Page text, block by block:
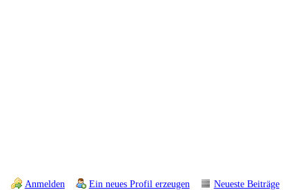
Anmelden Ein neues Profil erzeugen Neueste Beiträge